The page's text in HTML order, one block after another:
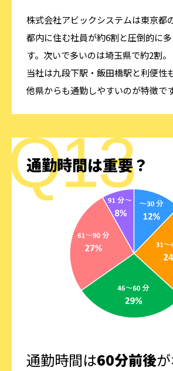
株式会社アビックシステムは東京都
都内に住む社員が約6割と圧倒的に
す。次いで多いのは埼玉県で約2割。
当社は九段下駅・飯田橋駅と利便性
他県からも通勤しやすいのが特徴です
通勤時間は重要？
通勤時間は60分前後